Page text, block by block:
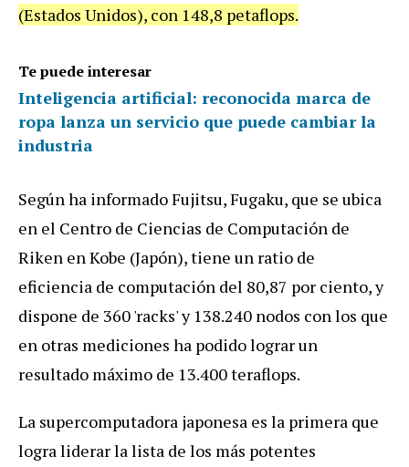
(Estados Unidos), con 148,8 petaflops.
Te puede interesar
Inteligencia artificial: reconocida marca de
ropa lanza un servicio que puede cambiar la
industria
Según ha informado Fujitsu, Fugaku, que se ubica
en el Centro de Ciencias de Computación de
Riken en Kobe (Japón), tiene un ratio de
eficiencia de computación del 80,87 por ciento, y
dispone de 360 'racks' y 138.240 nodos con los que
en otras mediciones ha podido lograr un
resultado máximo de 13.400 teraflops.
La supercomputadora japonesa es la primera que
logra liderar la lista de los más potentes